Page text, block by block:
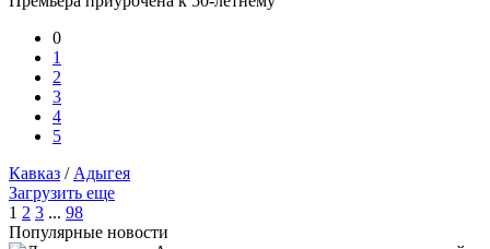
0
1
2
3
4
5
Кавказ / Адыгея
Загрузить еще
1 2 3 ... 98
Популярные новости